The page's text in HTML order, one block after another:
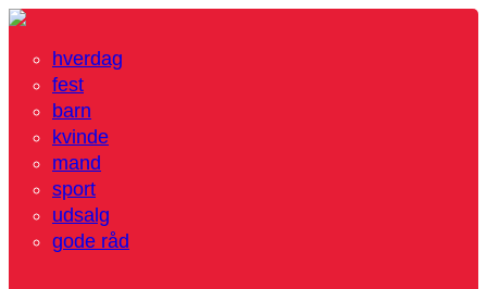
hverdag
fest
barn
kvinde
mand
sport
udsalg
gode råd